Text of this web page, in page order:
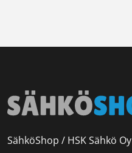
SähköShop / HSK Sähkö Oy